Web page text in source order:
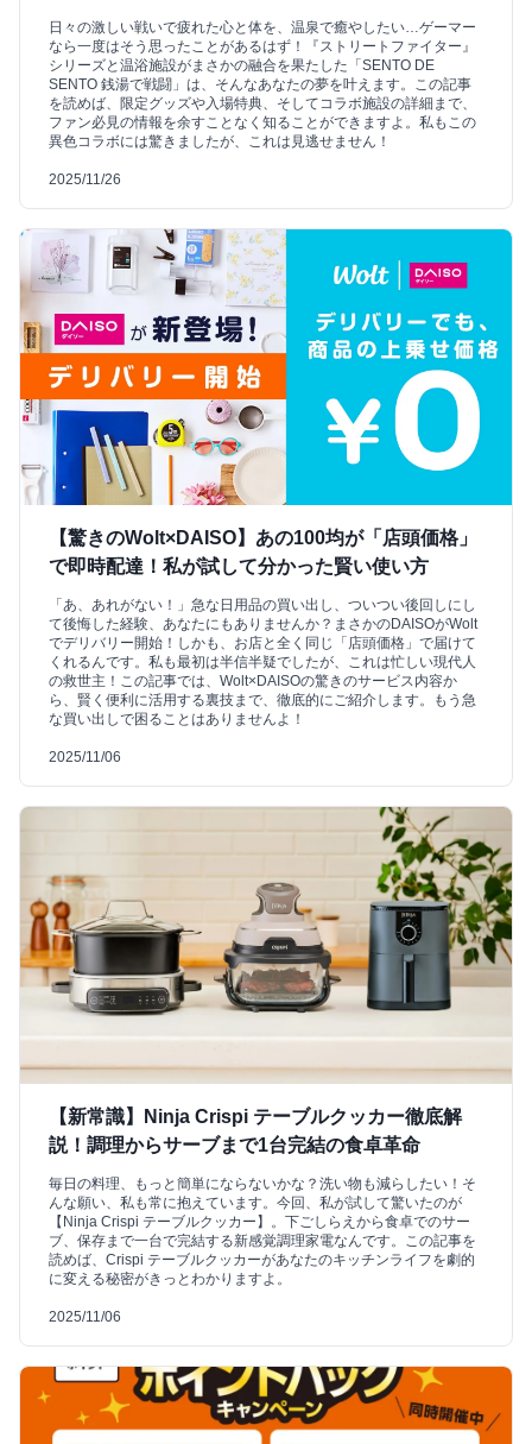
日々の激しい戦いで疲れた心と体を、温泉で癒やしたい…ゲーマー
なら一度はそう思ったことがあるはず！『ストリートファイター』
シリーズと温浴施設がまさかの融合を果たした「SENTO DE
SENTO 銭湯で戦闘」は、そんなあなたの夢を叶えます。この記事
を読めば、限定グッズや入場特典、そしてコラボ施設の詳細まで、
ファン必見の情報を余すことなく知ることができますよ。私もこの
異色コラボには驚きましたが、これは見逃せません！
2025/11/26
【驚きのWolt×DAISO】あの100均が「店頭価格」
で即時配達！私が試して分かった賢い使い方
「あ、あれがない！」急な日用品の買い出し、ついつい後回しにし
て後悔した経験、あなたにもありませんか？まさかのDAISOがWolt
でデリバリー開始！しかも、お店と全く同じ「店頭価格」で届けて
くれるんです。私も最初は半信半疑でしたが、これは忙しい現代人
の救世主！この記事では、Wolt×DAISOの驚きのサービス内容か
ら、賢く便利に活用する裏技まで、徹底的にご紹介します。もう急
な買い出しで困ることはありませんよ！
2025/11/06
【新常識】Ninja Crispi テーブルクッカー徹底解
説！調理からサーブまで1台完結の食卓革命
毎日の料理、もっと簡単にならないかな？洗い物も減らしたい！そ
んな願い、私も常に抱えています。今回、私が試して驚いたのが
【Ninja Crispi テーブルクッカー】。下ごしらえから食卓でのサー
ブ、保存まで一台で完結する新感覚調理家電なんです。この記事を
読めば、Crispi テーブルクッカーがあなたのキッチンライフを劇的
に変える秘密がきっとわかりますよ。
2025/11/06